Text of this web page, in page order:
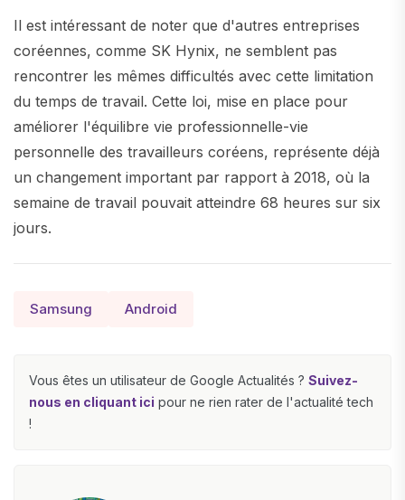
Il est intéressant de noter que d'autres entreprises
coréennes, comme SK Hynix, ne semblent pas
rencontrer les mêmes difficultés avec cette limitation
du temps de travail. Cette loi, mise en place pour
améliorer l'équilibre vie professionnelle-vie
personnelle des travailleurs coréens, représente déjà
un changement important par rapport à 2018, où la
semaine de travail pouvait atteindre 68 heures sur six
jours.
Samsung Android
Vous êtes un utilisateur de Google Actualités ? Suivez-
nous en cliquant ici pour ne rien rater de l'actualité tech
!